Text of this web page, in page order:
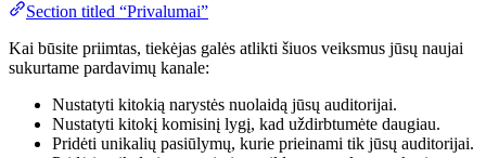
Section titled “Privalumai”
Kai būsite priimtas, tiekėjas galės atlikti šiuos veiksmus jūsų naujai
sukurtame pardavimų kanale:
Nustatyti kitokią narystės nuolaidą jūsų auditorijai.
Nustatyti kitokį komisinį lygį, kad uždirbtumėte daugiau.
Pridėti unikalių pasiūlymų, kurie prieinami tik jūsų auditorijai.